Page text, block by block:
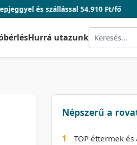
54.910 Ft/fő
Hurrá utazunk
Népszerű a
1
TOP éttermek és